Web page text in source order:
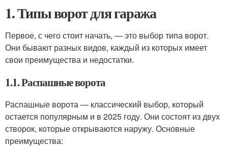
1. Типы ворот для гаража
Первое, с чего стоит начать, — это выбор типа ворот.
Они бывают разных видов, каждый из которых имеет
свои преимущества и недостатки.
1.1. Распашные ворота
Распашные ворота — классический выбор, который
остается популярным и в 2025 году. Они состоят из двух
створок, которые открываются наружу. Основные
преимущества: